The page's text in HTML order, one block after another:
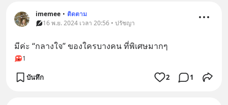
imemee • ติดตาม
16 พ.ย. 2024 เวลา 20:56 • ปรัชญา
มีค่ะ “กลางใจ” ของใครบางคน ที่พิเศษมากๆ
1
บันทึก 2 1